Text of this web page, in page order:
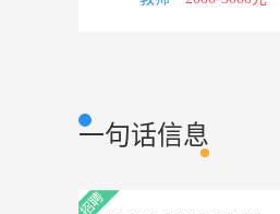
一句话信息